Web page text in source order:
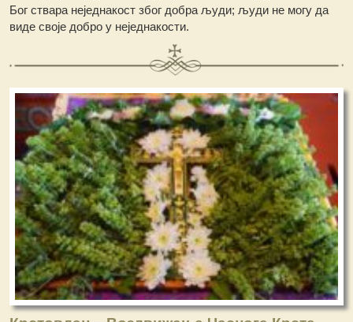
Бог ствара неједнакост због добра људи; људи не могу да
виде своје добро у неједнакости.